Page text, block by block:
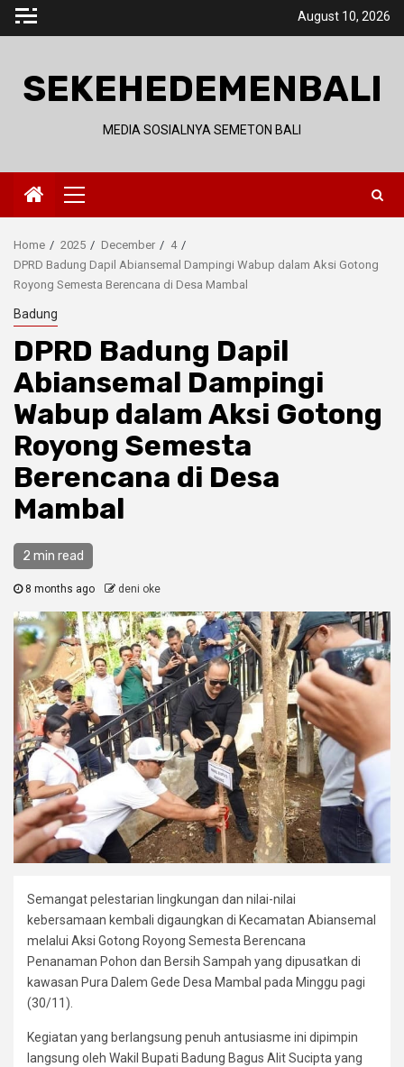
Skip
August 10, 2026
SEKEHEDEMENBALI
MEDIA SOSIALNYA SEMETON BALI
Primary
Menu
Home 2025 December
4
DPRD Badung Dapil Abiansemal Dampingi Wabup dalam Aksi Gotong
Royong Semesta Berencana di Desa Mambal
Badung
DPRD Badung Dapil
Abiansemal Dampingi
Wabup dalam Aksi Gotong
Royong Semesta
Berencana di Desa
Mambal
2 min read
8 months ago deni oke
Semangat pelestarian lingkungan dan nilai-nilai
kebersamaan kembali digaungkan di Kecamatan Abiansemal
melalui Aksi Gotong Royong Semesta Berencana
Penanaman Pohon dan Bersih Sampah yang dipusatkan di
kawasan Pura Dalem Gede Desa Mambal pada Minggu pagi
(30/11).
Kegiatan yang berlangsung penuh antusiasme ini dipimpin
langsung oleh Wakil Bupati Badung Bagus Alit Sucipta yang